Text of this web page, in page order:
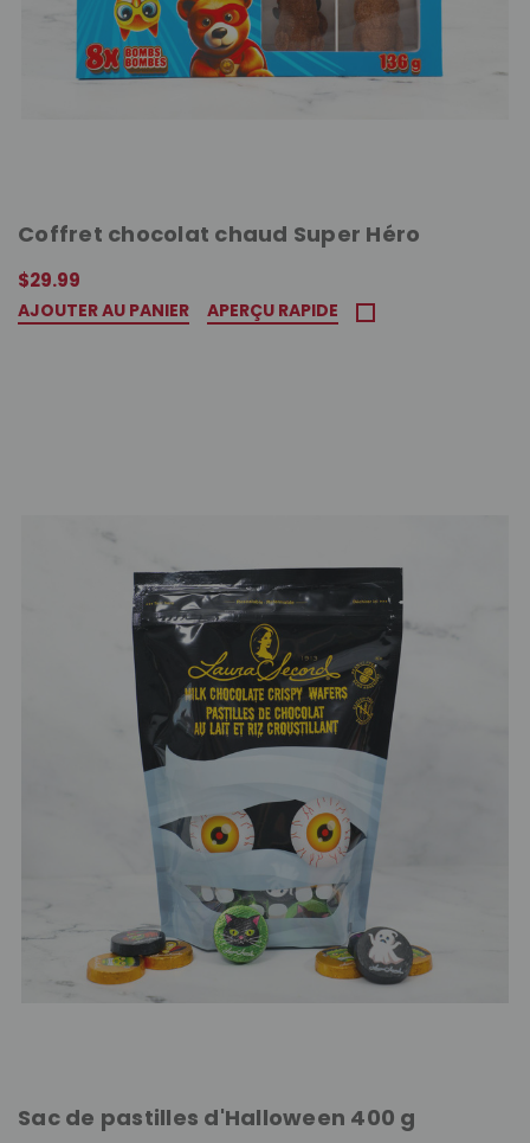
Coffret chocolat chaud Super Héro
$29.99
AJOUTER AU PANIER APERÇU RAPIDE
Sac de pastilles d'Halloween 400 g